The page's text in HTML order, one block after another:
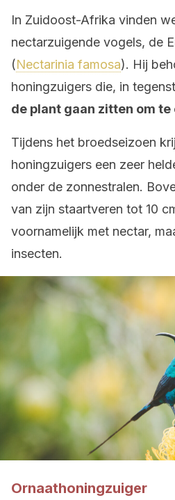
In Zuidoost-Afrika vinden
nectarzuigende vogels, de
(Nectarinia famosa). Hij
honingzuigers die, in
de plant gaan zitten om te
Tijdens het broedseizoen
honingzuigers een zeer
onder de zonnestralen.
van zijn staartveren tot 10
voornamelijk met nectar,
insecten.
Ornaathoningzuiger